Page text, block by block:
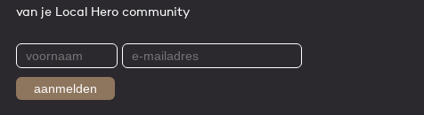
van je Local Hero community
aanmelden